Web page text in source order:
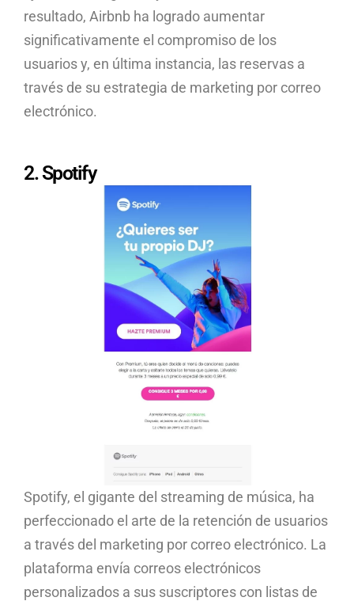
resultado, Airbnb ha logrado aumentar
significativamente el compromiso de los
usuarios y, en última instancia, las reservas a
través de su estrategia de marketing por correo
electrónico.
2. Spotify
Spotify, el gigante del streaming de música, ha
perfeccionado el arte de la retención de usuarios
a través del marketing por correo electrónico. La
plataforma envía correos electrónicos
personalizados a sus suscriptores con listas de